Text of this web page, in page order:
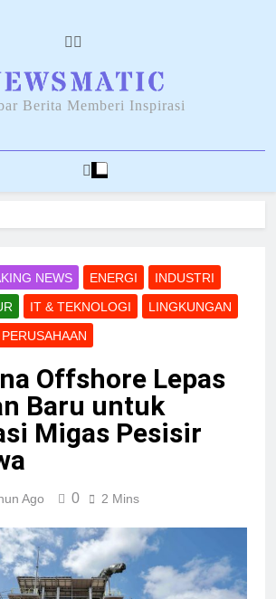
Berita Memberi Inspirasi
NEWS ENERGI
INDUSTRI
IT & TEKNOLOGI
LINGKUNGAN
PERUSAHAAN
Offshore Lepas
Baru untuk
Migas Pesisir
Ago 0 2 Mins